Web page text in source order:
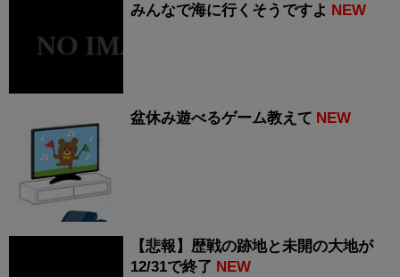
みんなで海に行くそうですよ NEW
盆休み遊べるゲーム教えて NEW
【悲報】歴戦の跡地と未開の大地が
12/31で終了 NEW